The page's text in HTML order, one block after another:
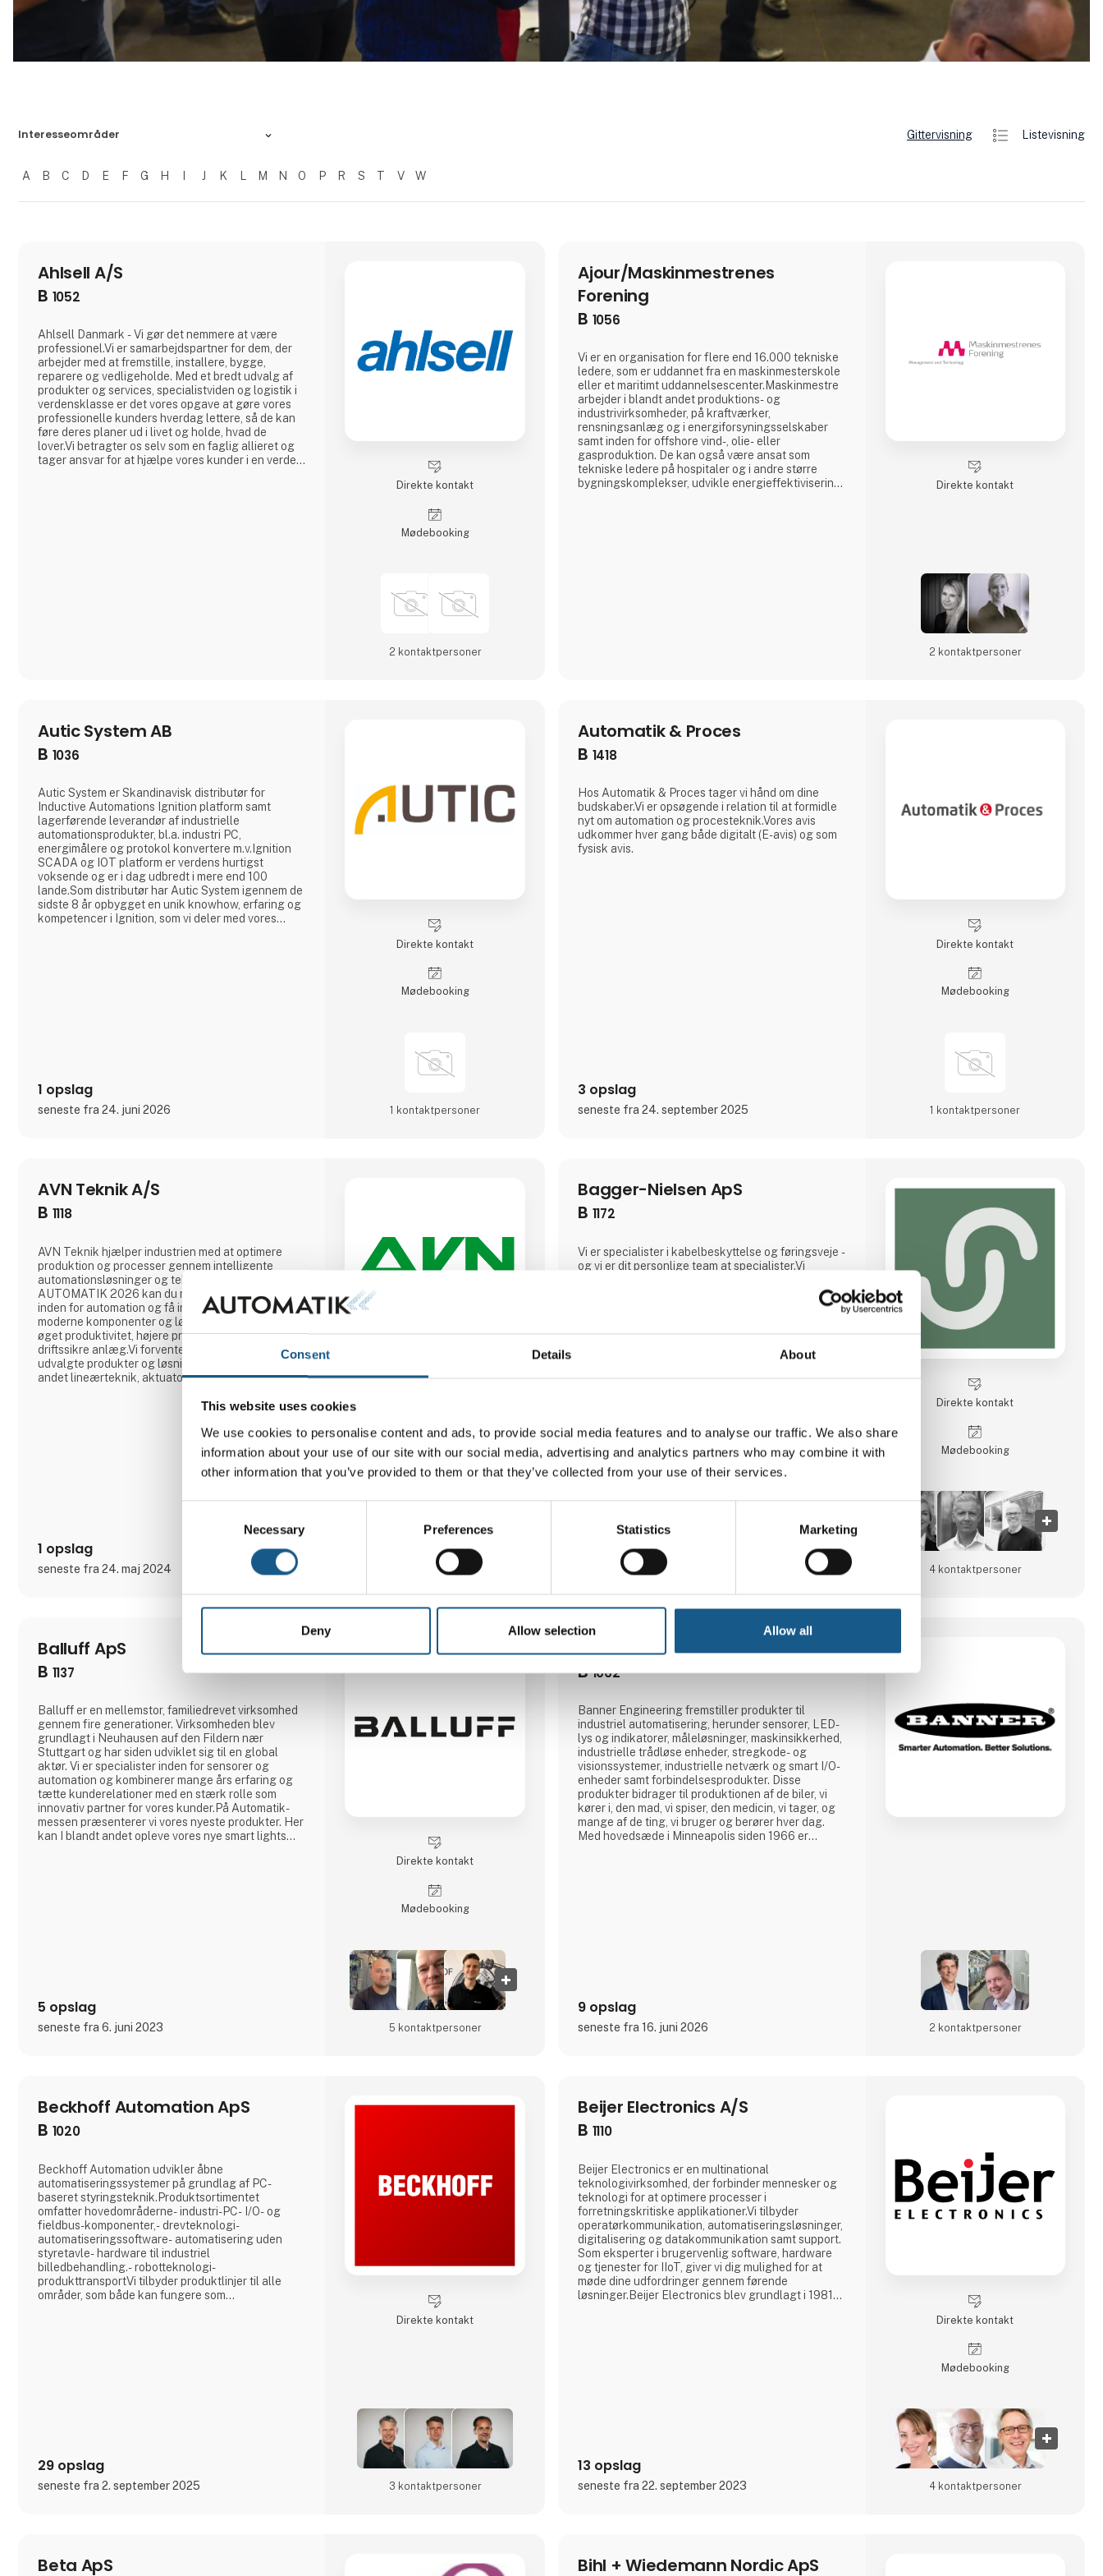
Consent Details About
This website uses cookies
We use cookies to personalise content and ads, to provide social media features and to analyse our traffic. We also share
information about your use of our site with our social media, advertising and analytics partners who may combine it with
other information that you’ve provided to them or that they’ve collected from your use of their services.
Necessary Preferences Statistics Marketing
Deny Allow selection Allow all
Interesseområder
Filtrer resultater
A B C D E F G H I J K L M N O P R S T V W
Gittervisning Listevisning
Ahlsell A/S
B 1052
Ahlsell Danmark - Vi gør det nemmere at være
professionel.Vi er samarbejdspartner for dem, der
arbejder med at fremstille, installere, bygge,
reparere og vedligeholde. Med et bredt udvalg af
produkter og services, specialistviden og logistik i
verdensklasse er det vores opgave at gøre vores
professionelle kunders hverdag lettere, så de kan
føre deres planer ud i livet og holde, hvad de
lover.Vi betragter os selv som en faglig allieret og
tager ansvar for at hjælpe vores kunder i en verden,
Direkte kontakt
Møde­booking
2 kontakt­personer
Ajour/Maskinmestrenes
Forening
B 1056
Vi er en organisation for flere end 16.000 tekniske
ledere, som er uddannet fra en maskinmesterskole
eller et maritimt uddannelsescenter.Maskinmestre
arbejder i blandt andet produktions- og
industrivirksomheder, på kraftværker,
rensningsanlæg og i energiforsyningsselskaber
samt inden for offshore vind-, olie- eller
gasproduktion. De kan også være ansat som
tekniske ledere på hospitaler og i andre større
bygningskomplekser, udvikle energieffektivisering
Direkte kontakt
2 kontakt­personer
Autic System AB
B 1036
Autic System er Skandinavisk distributør for
Inductive Automations Ignition platform samt
lagerførende leverandør af industrielle
automationsprodukter, bl.a. industri PC,
energimålere og protokol konvertere m.v.Ignition
SCADA og IOT platform er verdens hurtigst
voksende og er i dag udbredt i mere end 100
lande.Som distributør har Autic System igennem de
sidste 8 år opbygget en unik knowhow, erfaring og
kompetencer i Ignition, som vi deler med vores
1 opslag
seneste fra 24. juni 2026
Direkte kontakt
Møde­booking
1 kontakt­personer
Automatik & Proces
B 1418
Hos Automatik & Proces tager vi hånd om dine
budskaber.Vi er opsøgende i relation til at formidle
nyt om automation og procesteknik.Vores avis
udkommer hver gang både digitalt (E-avis) og som
fysisk avis.
3 opslag
seneste fra 24. september 2025
Direkte kontakt
Møde­booking
1 kontakt­personer
AVN Teknik A/S
B 1118
AVN Teknik hjælper industrien med at optimere
produktion og processer gennem intelligente
automationsløsninger og teknisk rådgivning. På
AUTOMATIK 2026 kan du møde vores specialister
inden for automation og få inspiration til, hvordan
moderne komponenter og løsninger kan bidrage til
øget produktivitet, højere præcision og mere
driftssikre anlæg.Vi forventer at præsentere
udvalgte produkter og løsninger inden for blandt
andet lineærteknik, aktuatorer, servoaktuatorer,
bremser og koblinger samt andre
anvendelse.Besøg os på stand 🟢 B 1118 🟢 og få
1 opslag
seneste fra 24. maj 2024
Møde­booking
1 kontakt­personer
Bagger-Nielsen ApS
B 1172
Vi er specialister i kabelbeskyttelse og føringsveje -
og vi er dit personlige team at specialister.Vi
PMA og Detasultra.Vi er UR+ Partner og har netop
lanceres vores nyeste robotkit, som sikrer at dine
Herning.
8 opslag
seneste fra 8. september 2025
Direkte kontakt
Møde­booking
4 kontakt­personer
Balluff ApS
B 1137
Balluff er en mellemstor, familiedrevet virksomhed
gennem fire generationer. Virksomheden blev
grundlagt i Neuhausen auf den Fildern nær
Stuttgart og har siden udviklet sig til en global
aktør. Vi er specialister inden for sensorer og
automation og kombinerer mange års erfaring og
tætte kunderelationer med en stærk rolle som
innovativ partner for vores kunder.På Automatik-
messen præsenterer vi vores nyeste produkter. Her
kan I blandt andet opleve vores nye smart lights
5 opslag
seneste fra 6. juni 2023
Direkte kontakt
Møde­booking
5 kontakt­personer
BANNER Engineering
B1062
Banner Engineering fremstiller produkter til
industriel automatisering, herunder sensorer, LED-
lys og indikatorer, måleløsninger, maskinsikkerhed,
industrielle trådløse enheder, stregkode- og
visionssystemer, industrielle netværk og smart I/O-
enheder samt forbindelsesprodukter. Disse
produkter bidrager til produktionen af de biler, vi
kører i, den mad, vi spiser, den medicin, vi tager, og
mange af de ting, vi bruger og berører hver dag.
Med hovedsæde i Minneapolis siden 1966 er
9 opslag
seneste fra 16. juni 2026 2 kontakt­personer
Beckhoff Automation ApS
B 1020
Beckhoff Automation udvikler åbne
automatiseringssystemer på grundlag af PC-
baseret styringsteknik.Produktsortimentet
omfatter hovedområderne- industri-PC- I/O- og
fieldbus-komponenter,- drevteknologi-
automatiseringssoftware- automatisering uden
styretavle- hardware til industriel
billedbehandling.- robotteknologi-
produkttransportVi tilbyder produktlinjer til alle
områder, som både kan fungere som
29 opslag
seneste fra 2. september 2025
Direkte kontakt
3 kontakt­personer
Beijer Electronics A/S
B 1110
Beijer Electronics er en multinational
teknologivirksomhed, der forbinder mennesker og
teknologi for at optimere processer i
forretningskritiske applikationer.Vi tilbyder
operatørkommunikation, automatiseringsløsninger,
digitalisering og datakommunikation samt support.
Som eksperter i brugervenlig software, hardware
og tjenester for IIoT, giver vi dig mulighed for at
møde dine udfordringer gennem førende
løsninger.Beijer Electronics blev grundlagt i 1981
13 opslag
seneste fra 22. september 2023
Direkte kontakt
Møde­booking
4 kontakt­personer
Beta ApS Bihl + Wiedemann Nordic ApS